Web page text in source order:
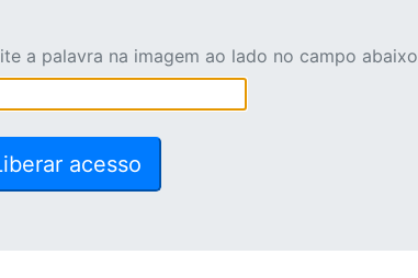
a palavra na imagem ao lado no campo abaixo